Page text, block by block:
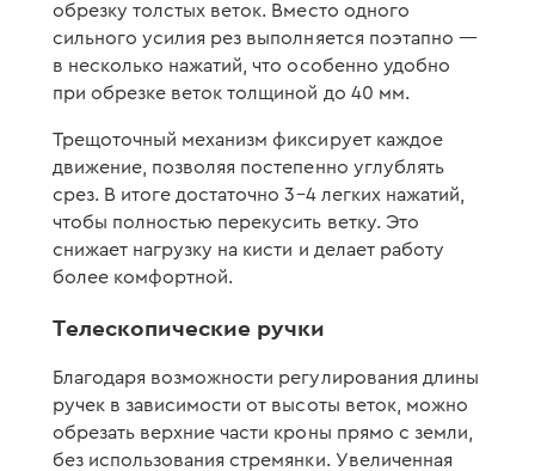
обрезку толстых веток. Вместо одного
сильного усилия рез выполняется поэтапно —
в несколько нажатий, что особенно удобно
при обрезке веток толщиной до 40 мм.
Трещоточный механизм фиксирует каждое
движение, позволяя постепенно углублять
срез. В итоге достаточно 3–4 легких нажатий,
чтобы полностью перекусить ветку. Это
снижает нагрузку на кисти и делает работу
более комфортной.
Телескопические ручки
Благодаря возможности регулирования длины
ручек в зависимости от высоты веток, можно
обрезать верхние части кроны прямо с земли,
без использования стремянки. Увеличенная